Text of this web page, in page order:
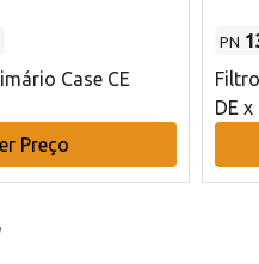
Case CE
Preço
PN
DE x